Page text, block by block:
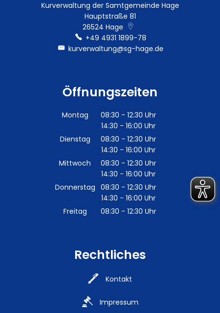
Kurverwaltung der Samtgemeinde Hage
Hauptstraße 81
26524 Hage
+49 4931 1899-78
kurverwaltung@sg-hage.de
Öffnungszeiten
Montag 08:30 - 12:30 Uhr
Von 08:30 bis 12:30 Uhr
14:30 - 16:00 Uhr
Von 14:30 bis 16:00 Uhr
Dienstag 08:30 - 12:30 Uhr
Von 08:30 bis 12:30 Uhr
14:30 - 16:00 Uhr
Von 14:30 bis 16:00 Uhr
Mittwoch 08:30 - 12:30 Uhr
Von 08:30 bis 12:30 Uhr
14:30 - 16:00 Uhr
Von 14:30 bis 16:00 Uhr
Donnerstag 08:30 - 12:30 Uhr
Von 08:30 bis 12:30 Uhr
14:30 - 16:00 Uhr
Von 14:30 bis 16:00 Uhr
Freitag 08:30 - 12:30 Uhr
Rechtliches
Kontakt
Impressum